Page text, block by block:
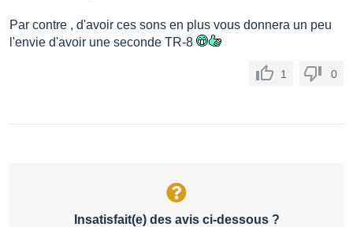
Par contre , d'avoir ces sons en plus vous donnera un peu
l'envie d'avoir une seconde TR-8
1 0
Insatisfait(e) des avis ci-dessous ?